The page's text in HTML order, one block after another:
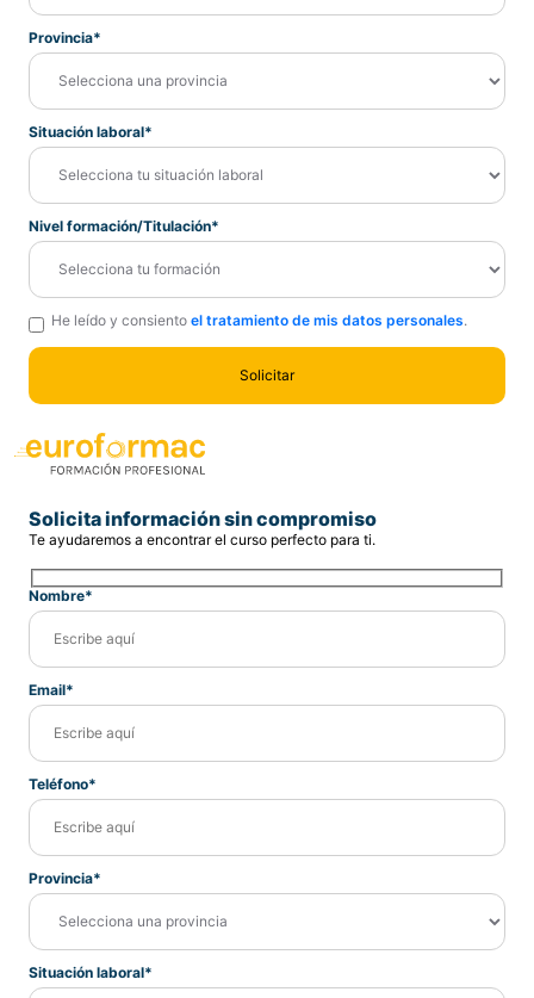
Provincia*
Situación laboral*
Nivel formación/Titulación*
He leído y consiento el tratamiento de mis datos personales.
Solicita información sin compromiso
Te ayudaremos a encontrar el curso perfecto para ti.
Nombre*
Email*
Teléfono*
Provincia*
Situación laboral*